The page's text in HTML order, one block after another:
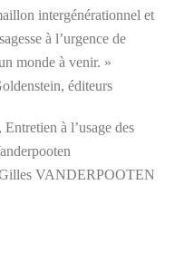
intergénérationnel et
à l’urgence de
monde à venir. »
éditeurs
à l’usage des
VANDERPOOTEN